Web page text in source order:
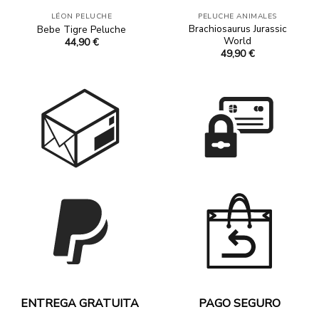
LÉON PELUCHE
Bebe Tigre Peluche
44,90€
PELUCHE ANIMALES
Brachiosaurus Jurassic
World
49,90€
ENTREGA GRATUITA PAGO SEGURO